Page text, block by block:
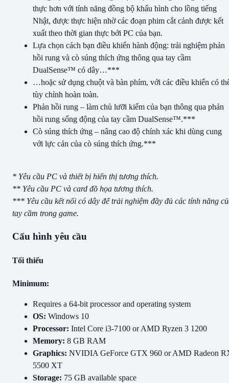
thực hơn với tính năng đồng bộ khẩu hình cho lồng tiếng
Nhật, được thực hiện nhờ các đoạn phim cắt cảnh được kết
xuất theo thời gian thực bởi PC của bạn.
Lựa chọn cách bạn điều khiển hành động: trải nghiệm phản
hồi rung và cò súng thích ứng thông qua tay cầm
DualSense™ có dây…***
…hoặc sử dụng chuột và bàn phím, với các điều khiển có
tùy chỉnh hoàn toàn.
Phản hồi rung – làm chủ lưỡi kiếm của bạn thông qua phản
hồi rung sống động của tay cầm DualSense™.***
Cò súng thích ứng – nâng cao độ chính xác khi dùng cung
với lực cản của cò súng thích ứng.***
* Yêu cầu PC và thiết bị hiển thị tương thích.
** Yêu cầu PC và card đồ họa tương thích.
*** Yêu cầu kết nối có dây để trải nghiệm đầy đủ các tính năng
tay cầm trong game.
Cấu hình yêu cầu
Tối thiểu
Minimum:
Requires a 64-bit processor and operating system
OS: Windows 10
Processor: Intel Core i3-7100 or AMD Ryzen 3 1200
Memory: 8 GB RAM
Graphics: NVIDIA GeForce GTX 960 or AMD Radeon
5500 XT
Storage: 75 GB available space